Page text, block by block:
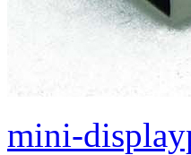
mini-